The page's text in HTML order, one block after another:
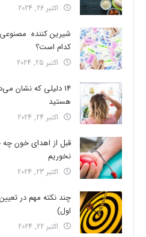
اکتبر 26, 2024
شیرین کننده
کدام است؟
اکتبر 25, 2024
14 دلیلی که نشان
هستید
اکتبر 24, 2024
قبل از اهدای خون
نخوریم
اکتبر 23, 2024
چند نکته مهم در
اول)
اکتبر 22, 2024